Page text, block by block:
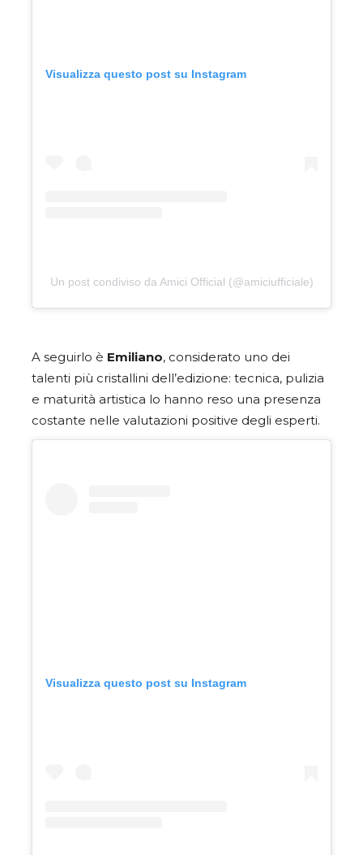
Visualizza questo post su Instagram
Un post condiviso da Amici Official (@amiciufficiale)
A seguirlo è Emiliano, considerato uno dei
talenti più cristallini dell’edizione: tecnica, pulizia
e maturità artistica lo hanno reso una presenza
costante nelle valutazioni positive degli esperti.
Visualizza questo post su Instagram